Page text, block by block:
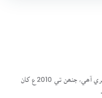
سنڌسلامت ڪتاب گهر ھڪ آن لائين لائبريري آھي، جنھن تي 2010ع کان